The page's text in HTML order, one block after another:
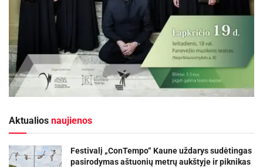
Aktualios naujienos
Festivalį „ConTempo“ Kaune uždarys sudėtingas
pasirodymas aštuonių metrų aukštyje ir piknikas